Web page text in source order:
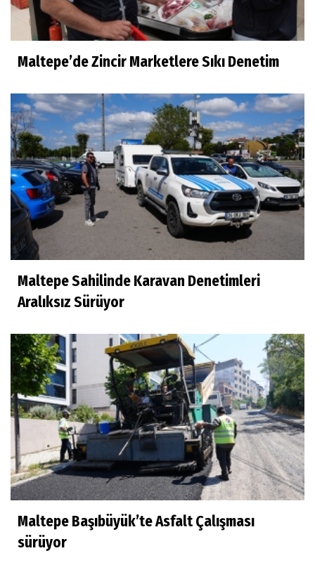
Maltepe’de Zincir Marketlere Sıkı Denetim
Maltepe Sahilinde Karavan Denetimleri
Aralıksız Sürüyor
Maltepe Başıbüyük’te Asfalt Çalışması
sürüyor